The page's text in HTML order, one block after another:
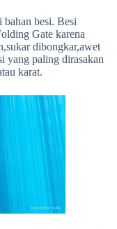
besi. Besi
Gate karena
dibongkar,awet
yang paling dirasakan
karat.